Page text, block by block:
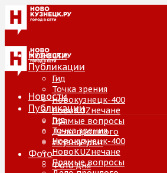
Новости
Публикации
Гид
Точка зрения
Новокузнецк-400
НовоKUZнечане
Прямые вопросы
Дело прошлого
#КузняРулит
Фото
Фото дня
Новости
Публикации
Гид
Точка зрения
Новокузнецк-400
НовоKUZнечане
Прямые вопросы